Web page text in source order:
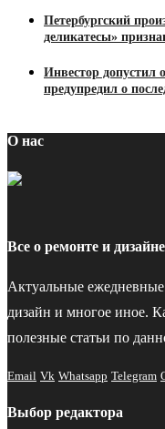
Петербургский
деликатесы»
Инвестор допустил
предупредил о
О нас
Все о ремонте и
Актуальные ежедневные
дизайн и многое иное.
полезные статьи по
Email Vk Whatsapp Telegram
Выбор редактора